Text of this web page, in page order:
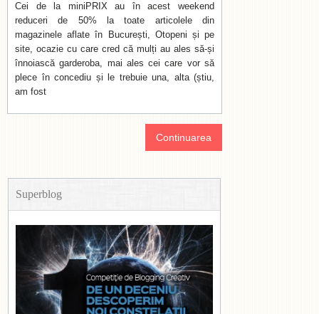
Cei de la miniPRIX au în acest weekend
reduceri de 50% la toate articolele din
magazinele aflate în București, Otopeni și pe
site, ocazie cu care cred că mulți au ales să-și
înnoiască garderoba, mai ales cei care vor să
plece în concediu și le trebuie una, alta (știu,
am fost
Continuarea
Superblog